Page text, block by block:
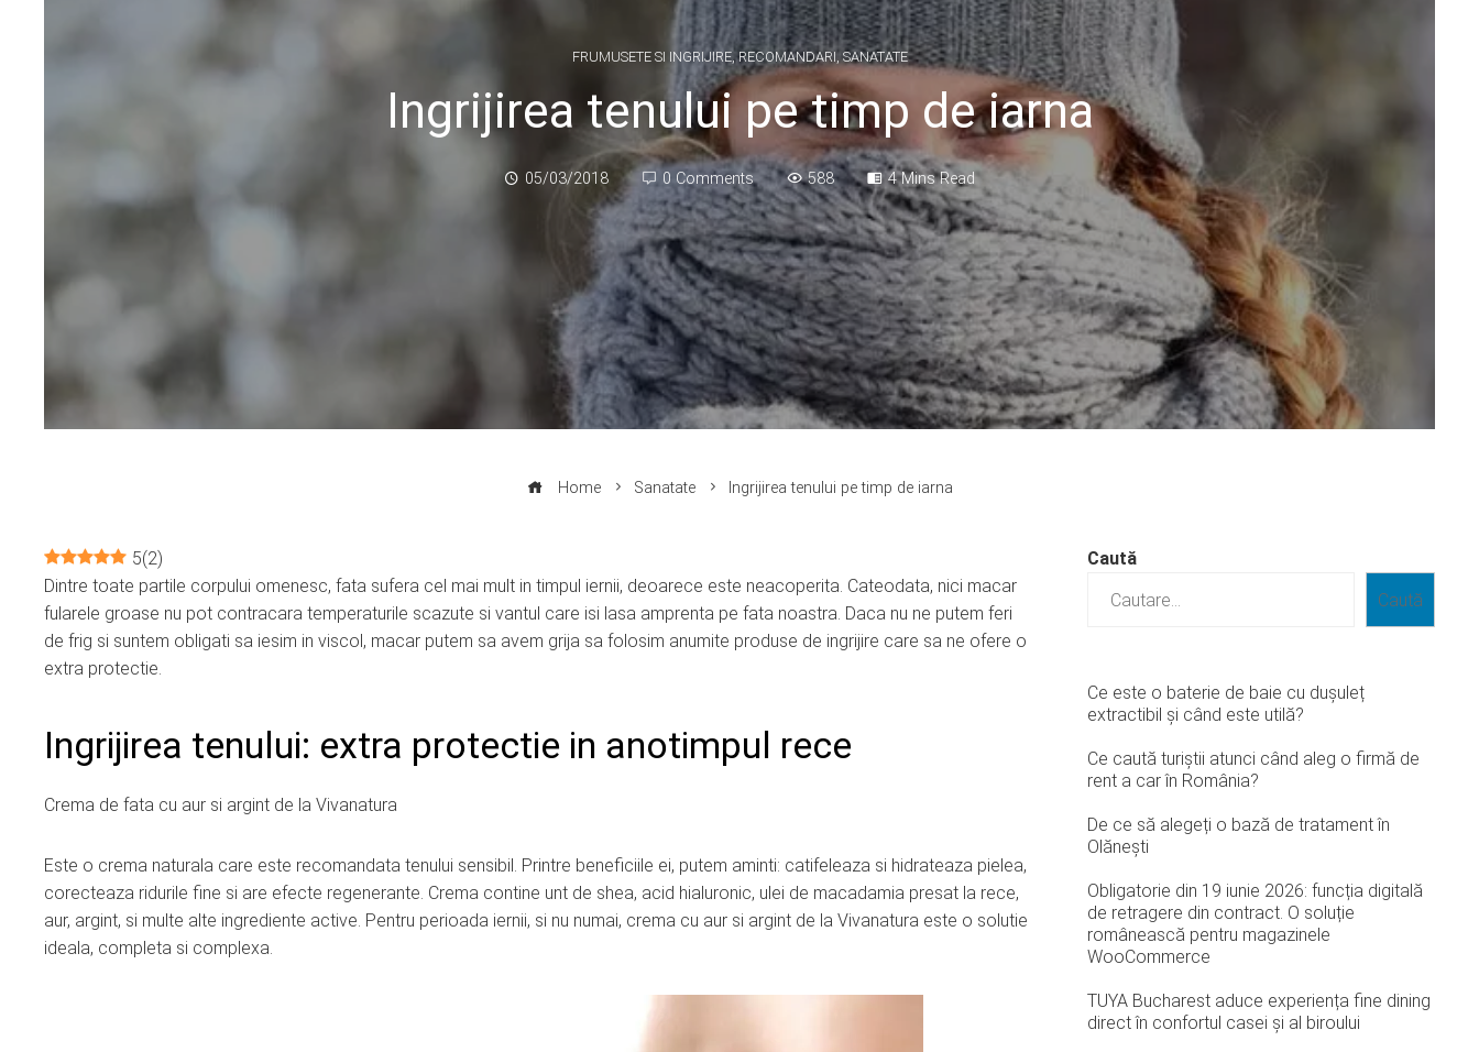
FRUMUSETE SI INGRIJIRE,RECOMANDARI, SANATATE
Ingrijirea tenului pe timp de iarna
05/03/2018 0 Comments 588 4 Mins Read
Home Sanatate Ingrijirea tenului pe timp de iarna
5(2)
Dintre toate partile corpului omenesc, fata sufera cel mai mult in timpul iernii, deoarece este neacoperita. Cateodata, nici macar
fularele groase nu pot contracara temperaturile scazute si vantul care isi lasa amprenta pe fata noastra. Daca nu ne putem feri
de frig si suntem obligati sa iesim in viscol, macar putem sa avem grija sa folosim anumite produse de ingrijire care sa ne ofere o
extra protectie.
Ingrijirea tenului: extra protectie in anotimpul rece
Crema de fata cu aur si argint de la Vivanatura
Este o crema naturala care este recomandata tenului sensibil. Printre beneficiile ei, putem aminti: catifeleaza si hidrateaza pielea,
corecteaza ridurile fine si are efecte regenerante. Crema contine unt de shea, acid hialuronic, ulei de macadamia presat la rece,
aur, argint, si multe alte ingrediente active. Pentru perioada iernii, si nu numai, crema cu aur si argint de la Vivanatura este o solutie
ideala, completa si complexa.
Caută
Caută
Ce este o baterie de baie cu dușuleț
extractibil și când este utilă?
Ce caută turiștii atunci când aleg o firmă de
rent a car în România?
De ce să alegeți o bază de tratament în
Olănești
Obligatorie din 19 iunie 2026: funcția digitală
de retragere din contract. O soluție
românească pentru magazinele
WooCommerce
TUYA Bucharest aduce experiența fine dining
direct în confortul casei și al biroului